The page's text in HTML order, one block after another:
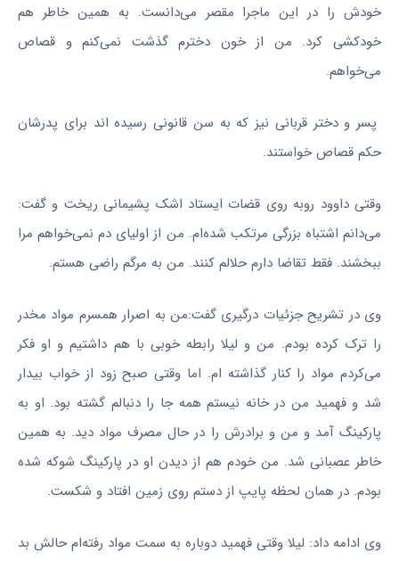
خودش را در این ماجرا مقصر می‌دانست. به همین خاطر هم
خودکشی کرد. من از خون دخترم گذشت نمی‌کنم و قصاص
می‌خواهم.
پسر و دختر قربانی نیز که به سن قانونی رسیده اند برای پدرشان
حکم قصاص خواستند.
وقتی داوود روبه روی قضات ایستاد اشک پشیمانی ریخت و گفت:
می‌دانم اشتباه بزرگی مرتکب شده‌ام. من از اولیای دم نمی‌خواهم مرا
ببخشند. فقط تقاضا دارم حلالم کنند. من به مرگم راضی هستم.
وی در تشریح جزئیات درگیری گفت:من به اصرار همسرم مواد مخدر
را ترک کرده بودم. من و لیلا رابطه خوبی با هم داشتیم و او فکر
می‌کردم مواد را کنار گذاشته ام. اما وقتی صبح زود از خواب بیدار
شد و فهمید من در خانه نیستم همه جا را دنبالم گشته بود. او به
پارکینگ آمد و من و برادرش را در حال مصرف مواد دید. به همین
خاطر عصبانی شد. من خودم هم از دیدن او در پارکینگ شوکه شده
بودم. در همان لحظه پایپ از دستم روی زمین افتاد و شکست.
وی ادامه داد: لیلا وقتی فهمید دوباره به سمت مواد رفته‌ام حالش بد